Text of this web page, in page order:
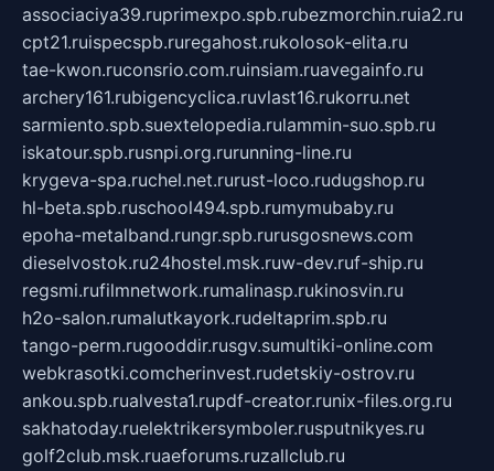
associaciya39.ruprimexpo.spb.rubezmorchin.ruia2.ru
cpt21.ruispecspb.ruregahost.rukolosok-elita.ru
tae-kwon.ruconsrio.com.ruinsiam.ruavegainfo.ru
archery161.rubigencyclica.ruvlast16.rukorru.net
sarmiento.spb.suextelopedia.rulammin-suo.spb.ru
iskatour.spb.rusnpi.org.rurunning-line.ru
krygeva-spa.ruchel.net.rurust-loco.rudugshop.ru
hl-beta.spb.ruschool494.spb.rumymubaby.ru
epoha-metalband.rungr.spb.rurusgosnews.com
dieselvostok.ru24hostel.msk.ruw-dev.ruf-ship.ru
regsmi.rufilmnetwork.rumalinasp.rukinosvin.ru
h2o-salon.rumalutkayork.rudeltaprim.spb.ru
tango-perm.rugooddir.rusgv.sumultiki-online.com
webkrasotki.comcherinvest.rudetskiy-ostrov.ru
ankou.spb.rualvesta1.rupdf-creator.runix-files.org.ru
sakhatoday.ruelektrikersymboler.rusputnikyes.ru
golf2club.msk.ruaeforums.ruzallclub.ru